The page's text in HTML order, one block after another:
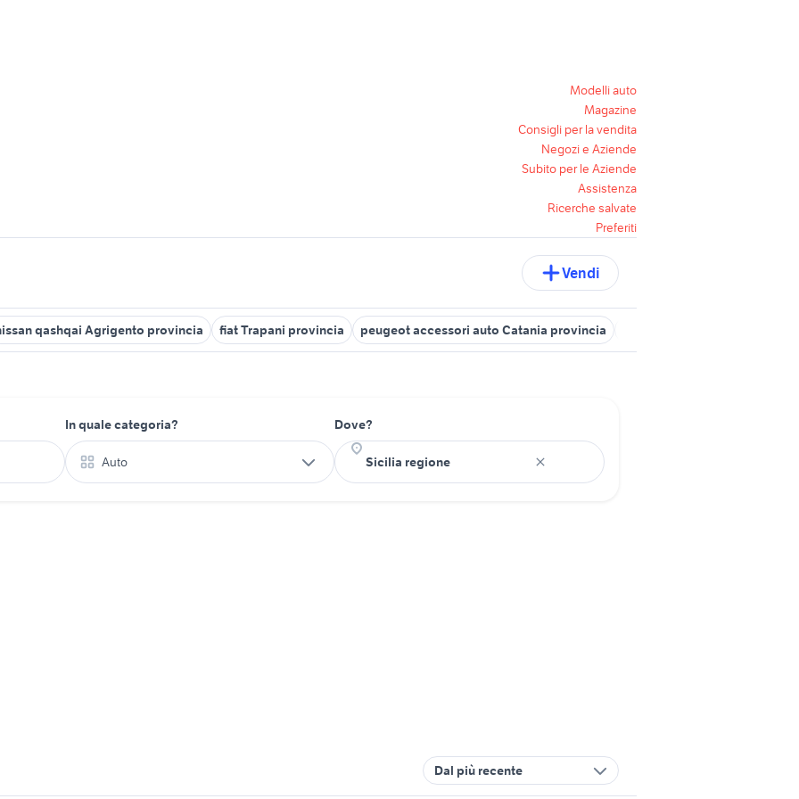
Modelli auto
Magazine
Consigli per la vendita
Negozi e Aziende
Subito per le Aziende
Assistenza
Ricerche salvate
Preferiti
Vendi
qashqai Agrigento provincia fiat Trapani provincia peugeot accessori auto Catania provincia
In quale categoria?
Auto
Dove?
Dal più recente